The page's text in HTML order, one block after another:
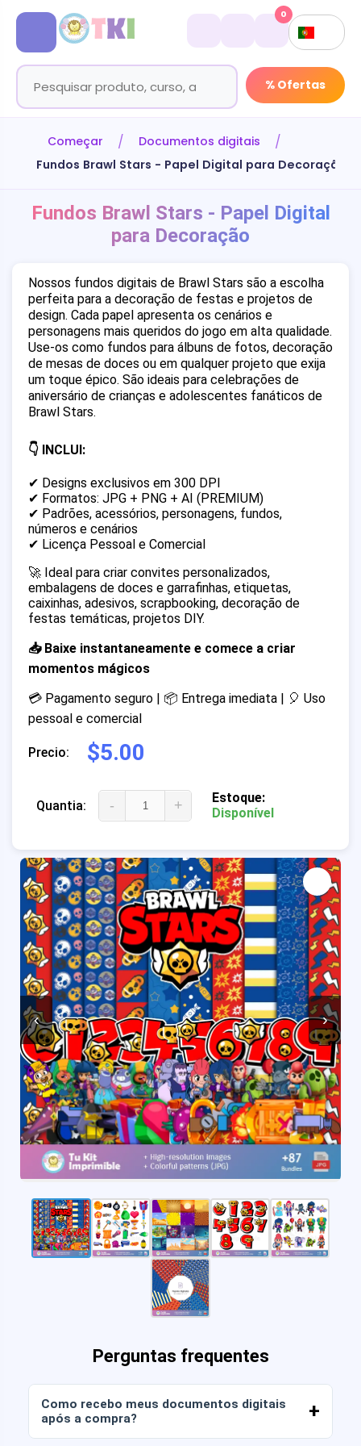
% Ofertas
0
Começar
Documentos digitais
Fundos Brawl Stars - Papel Digital para Decoração
‹ ›
Perguntas frequentes
Como recebo meus documentos digitais
após a compra?
Fundos Brawl Stars - Papel Digital
para Decoração
Nossos fundos digitais de Brawl Stars são a escolha
perfeita para a decoração de festas e projetos de
design. Cada papel apresenta os cenários e
personagens mais queridos do jogo em alta qualidade.
Use-os como fundos para álbuns de fotos, decoração
de mesas de doces ou em qualquer projeto que exija
um toque épico. São ideais para celebrações de
aniversário de crianças e adolescentes fanáticos de
Brawl Stars.
👇 INCLUI:
✔ Designs exclusivos em 300 DPI
✔ Formatos: JPG + PNG + AI (PREMIUM)
✔ Padrões, acessórios, personagens, fundos,
números e cenários
✔ Licença Pessoal e Comercial
🚀 Ideal para criar convites personalizados,
embalagens de doces e garrafinhas, etiquetas,
caixinhas, adesivos, scrapbooking, decoração de
festas temáticas, projetos DIY.
📥 Baixe instantaneamente e comece a criar
momentos mágicos
💳 Pagamento seguro | 📦 Entrega imediata | 🎈 Uso
pessoal e comercial
Precio: $5.00
Quantia: - +
Estoque:
Disponível